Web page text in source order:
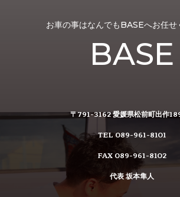
お車の事はなんでもBASEへお任せ
BASE
〒791-3162 愛媛県松前町出作
TEL 089-961-8101
FAX 089-961-8102
代表 坂本隼人